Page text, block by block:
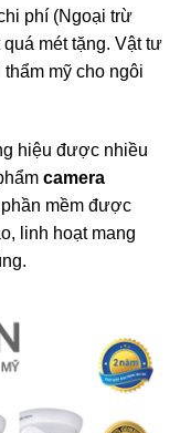
phí (Ngoại trừ
mét tặng. Vật tư
mỹ cho ngôi
hiệu được nhiều
camera
mềm được
linh hoạt mang